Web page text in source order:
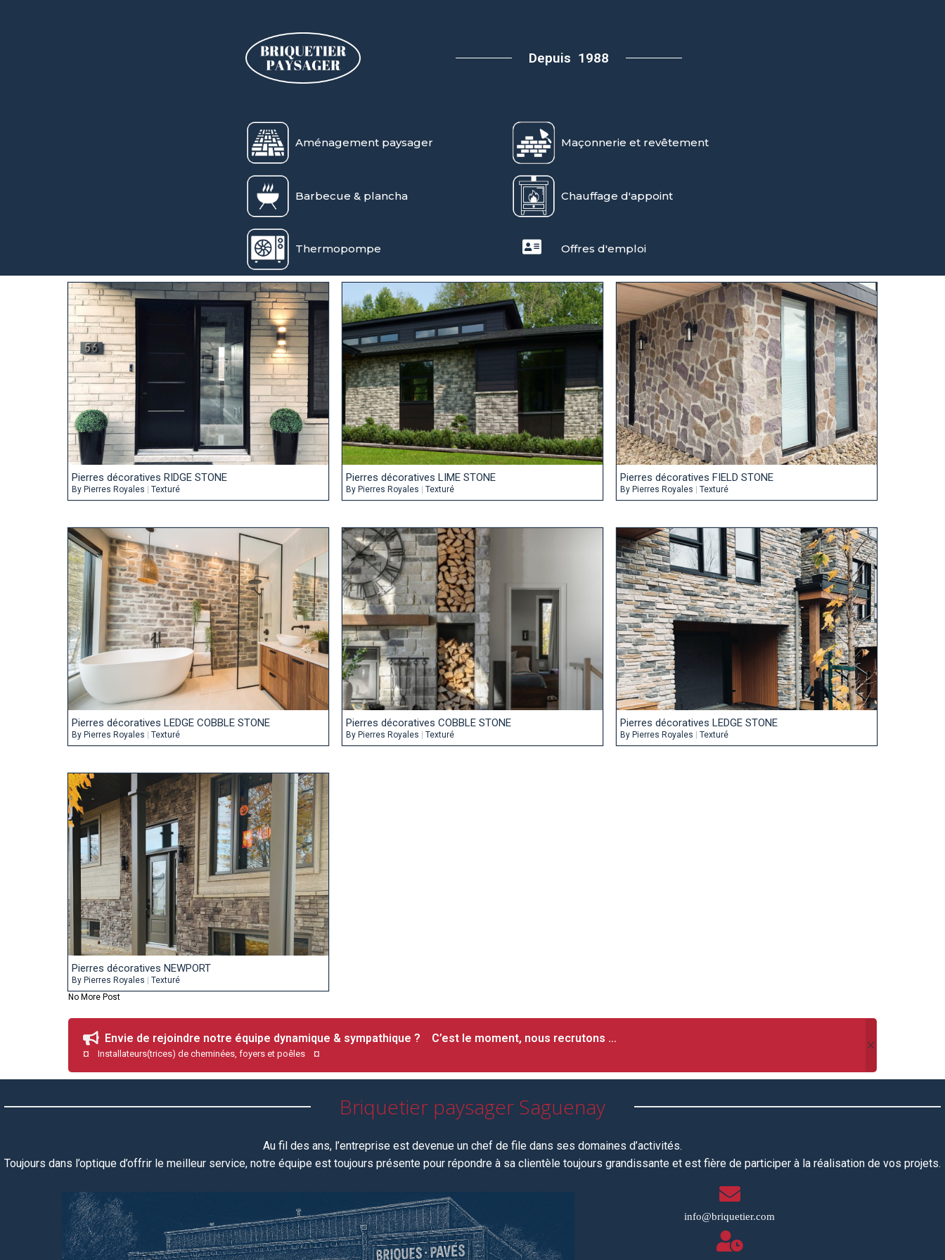
Depuis 1988
Aménagement paysager Maçonnerie et revêtement
Barbecue & plancha Chauffage d'appoint
Thermopompe Offres d'emploi
Pierres décoratives RIDGE STONE
By Pierres Royales Texturé
Pierres décoratives LIME STONE
By Pierres Royales Texturé
Pierres décoratives FIELD STONE
By Pierres Royales Texturé
Pierres décoratives LEDGE COBBLE STONE
By Pierres Royales Texturé
Pierres décoratives COBBLE STONE
By Pierres Royales Texturé
Pierres décoratives LEDGE STONE
By Pierres Royales Texturé
Pierres décoratives NEWPORT
By Pierres Royales
Texturé
No More Post
Envie de rejoindre notre équipe dynamique & sympathique ? C’est le moment, nous recrutons …
¤ Installateurs(trices) de cheminées, foyers et poêles ¤
Briquetier paysager Saguenay
Au fil des ans, l’entreprise est devenue un chef de file dans ses domaines d’activités.
Toujours dans l’optique d’offrir le meilleur service, notre équipe est toujours présente pour répondre à sa clientèle toujours grandissante et est fière de participer à la réalisation de vos projets.
info@briquetier.com